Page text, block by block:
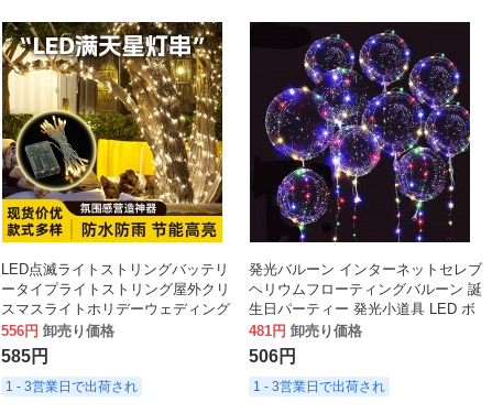
LED点滅ライトストリングバッテリ
ータイプライトストリング屋外クリ
スマスライトホリデーウェディング
デコレーションライト星空スターラ
イトストリング
556円 卸売り価格
585円
1 - 3営業日で出荷され
発光バルーン インターネットセレブ
ヘリウムフローティングバルーン 誕
生日パーティー 発光小道具 LED ボ
ボボール クリスマス
481円 卸売り価格
506円
1 - 3営業日で出荷され